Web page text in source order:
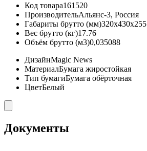
Код товара161520
ПроизводительАльянс-3, Россия
Габариты брутто (мм)320x430x255
Вес брутто (кг)17.76
Объём брутто (м3)0,035088
ДизайнMagic News
МатериалБумага жиростойкая
Тип бумагиБумага обёрточная
ЦветБелый
Документы